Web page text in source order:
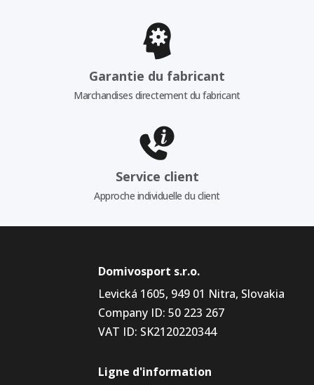
Garantie du fabricant
Marchandises directement du fabricant
Service client
Approche individuelle du client
Domivosport s.r.o.
Levická 1605, 949 01 Nitra, Slovakia
Company ID: 50 223 267
VAT ID: SK2120220344
Ligne d'information